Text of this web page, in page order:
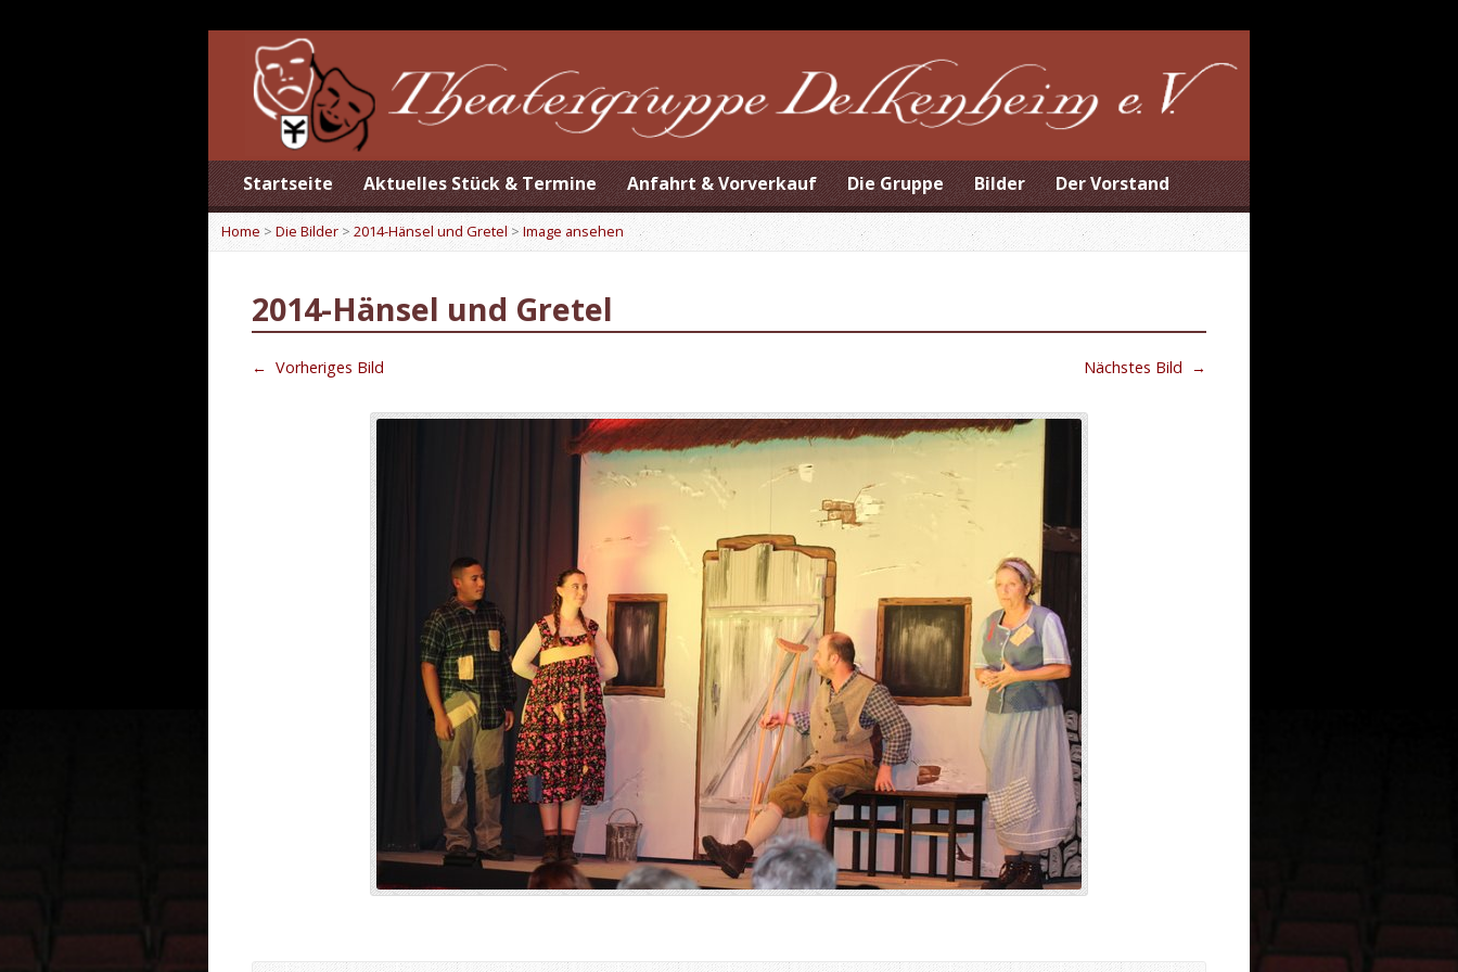
Startseite Aktuelles Stück & Termine Anfahrt & Vorverkauf Die Gruppe Bilder Der Vorstand
Home > Die Bilder >2014-Hänsel und Gretel>Image ansehen
2014-Hänsel und Gretel
← Vorheriges Bild Nächstes Bild →